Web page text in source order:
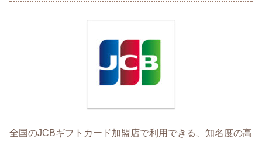
全国のJCBギフトカード加盟店で利用できる、知名度の高